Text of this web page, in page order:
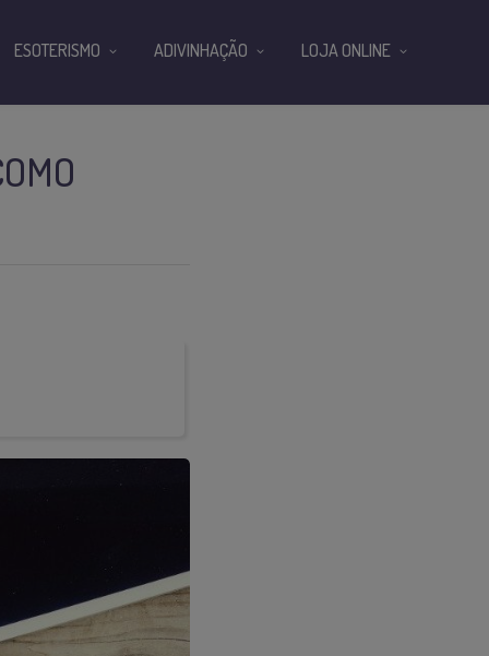
ESOTERISMO ADIVINHAÇÃO LOJA ONLINE